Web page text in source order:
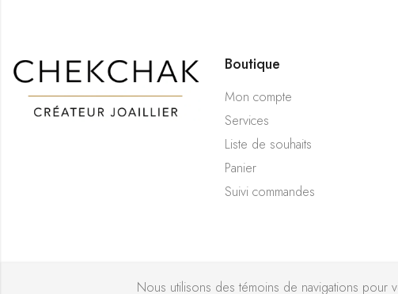
Boutique
Mon compte
Services
Liste de souhaits
Panier
Suivi commandes
Nous utilisons des témoins de navigations pour